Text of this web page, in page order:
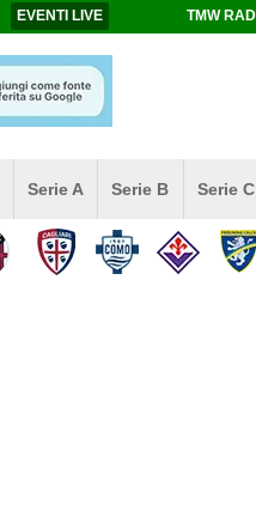
EVENTI LIVE TMW
Serie A Serie B Serie C